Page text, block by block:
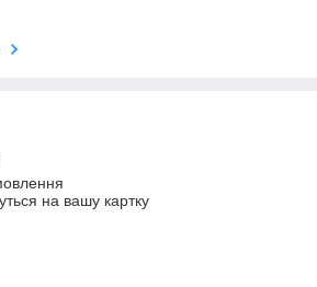
на вашу картку